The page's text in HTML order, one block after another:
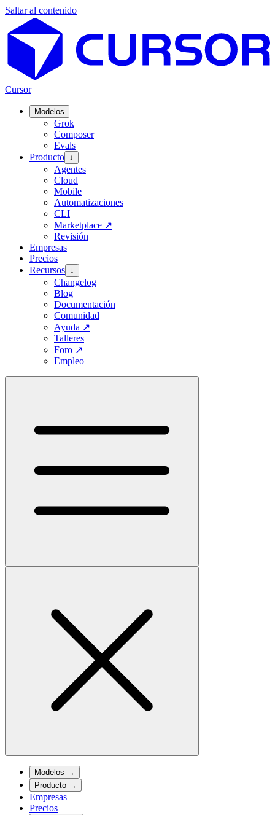
Saltar al contenido
Cursor
Modelos
Grok
Composer
Evals
Producto ↓
Agentes
Cloud
Mobile
Automatizaciones
CLI
Marketplace ↗
Revisión
Empresas
Precios
Recursos ↓
Changelog
Blog
Documentación
Comunidad
Ayuda ↗
Talleres
Foro ↗
Empleo
Modelos →
Producto →
Empresas
Precios